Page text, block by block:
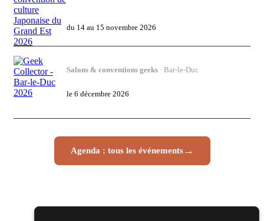
du 14 au 15 novembre 2026
Salons & conventions geeks · Bar-le-Duc
le 6 décembre 2026
Agenda : tous les événements→